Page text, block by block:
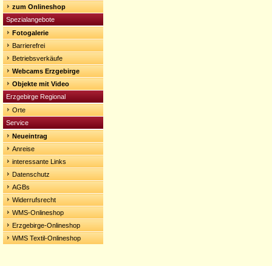
zum Onlineshop
Spezialangebote
Fotogalerie
Barrierefrei
Betriebsverkäufe
Webcams Erzgebirge
Objekte mit Video
Erzgebirge Regional
Orte
Service
Neueintrag
Anreise
interessante Links
Datenschutz
AGBs
Widerrufsrecht
WMS-Onlineshop
Erzgebirge-Onlineshop
WMS Textil-Onlineshop